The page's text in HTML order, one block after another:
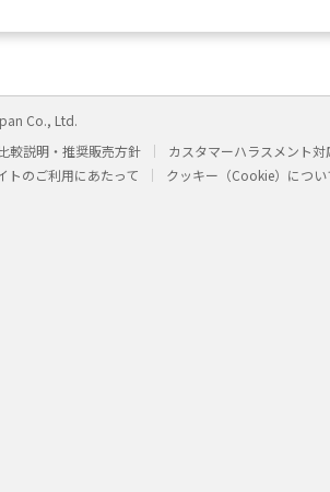
Co., Ltd.
比較説明・推奨販売方針 カスタマーハラスメント
トのご利用にあたって クッキー（Cookie）につい